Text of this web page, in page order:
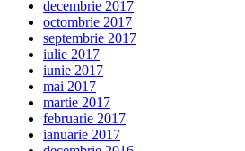
decembrie 2017
octombrie 2017
septembrie 2017
iulie 2017
iunie 2017
mai 2017
martie 2017
februarie 2017
ianuarie 2017